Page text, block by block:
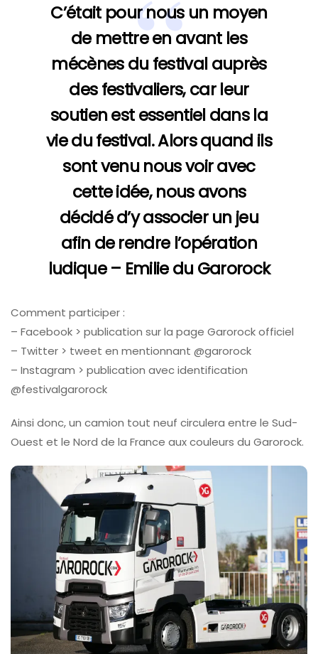
C’était pour nous un moyen
de mettre en avant les
mécènes du festival auprès
des festivaliers, car leur
soutien est essentiel dans la
vie du festival. Alors quand ils
sont venu nous voir avec
cette idée, nous avons
décidé d’y associer un jeu
afin de rendre l’opération
ludique – Emilie du Garorock
Comment participer :
– Facebook > publication sur la page Garorock officiel
– Twitter > tweet en mentionnant @garorock
– Instagram > publication avec identification
@festivalgarorock
Ainsi donc, un camion tout neuf circulera entre le Sud-
Ouest et le Nord de la France aux couleurs du Garorock.